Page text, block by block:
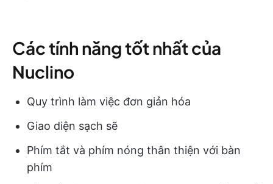
Các tính năng tốt nhất của
Nuclino
Quy trình làm việc đơn giản hóa
Giao diện sạch sẽ
Phím tắt và phím nóng thân thiện với bàn
phím